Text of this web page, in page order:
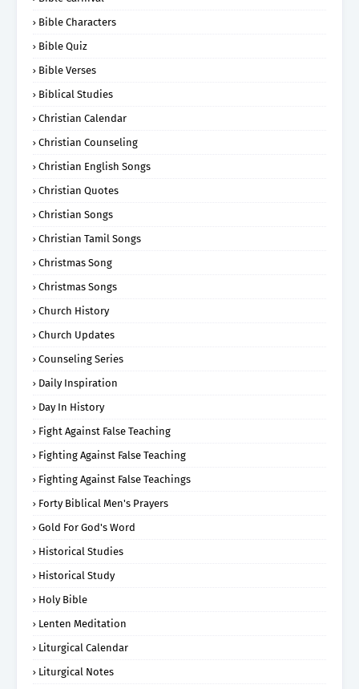
Bible Characters
Bible Quiz
Bible Verses
Biblical Studies
Christian Calendar
Christian Counseling
Christian English Songs
Christian Quotes
Christian Songs
Christian Tamil Songs
Christmas Song
Christmas Songs
Church History
Church Updates
Counseling Series
Daily Inspiration
Day In History
Fight Against False Teaching
Fighting Against False Teaching
Fighting Against False Teachings
Forty Biblical Men's Prayers
Gold For God's Word
Historical Studies
Historical Study
Holy Bible
Lenten Meditation
Liturgical Calendar
Liturgical Notes